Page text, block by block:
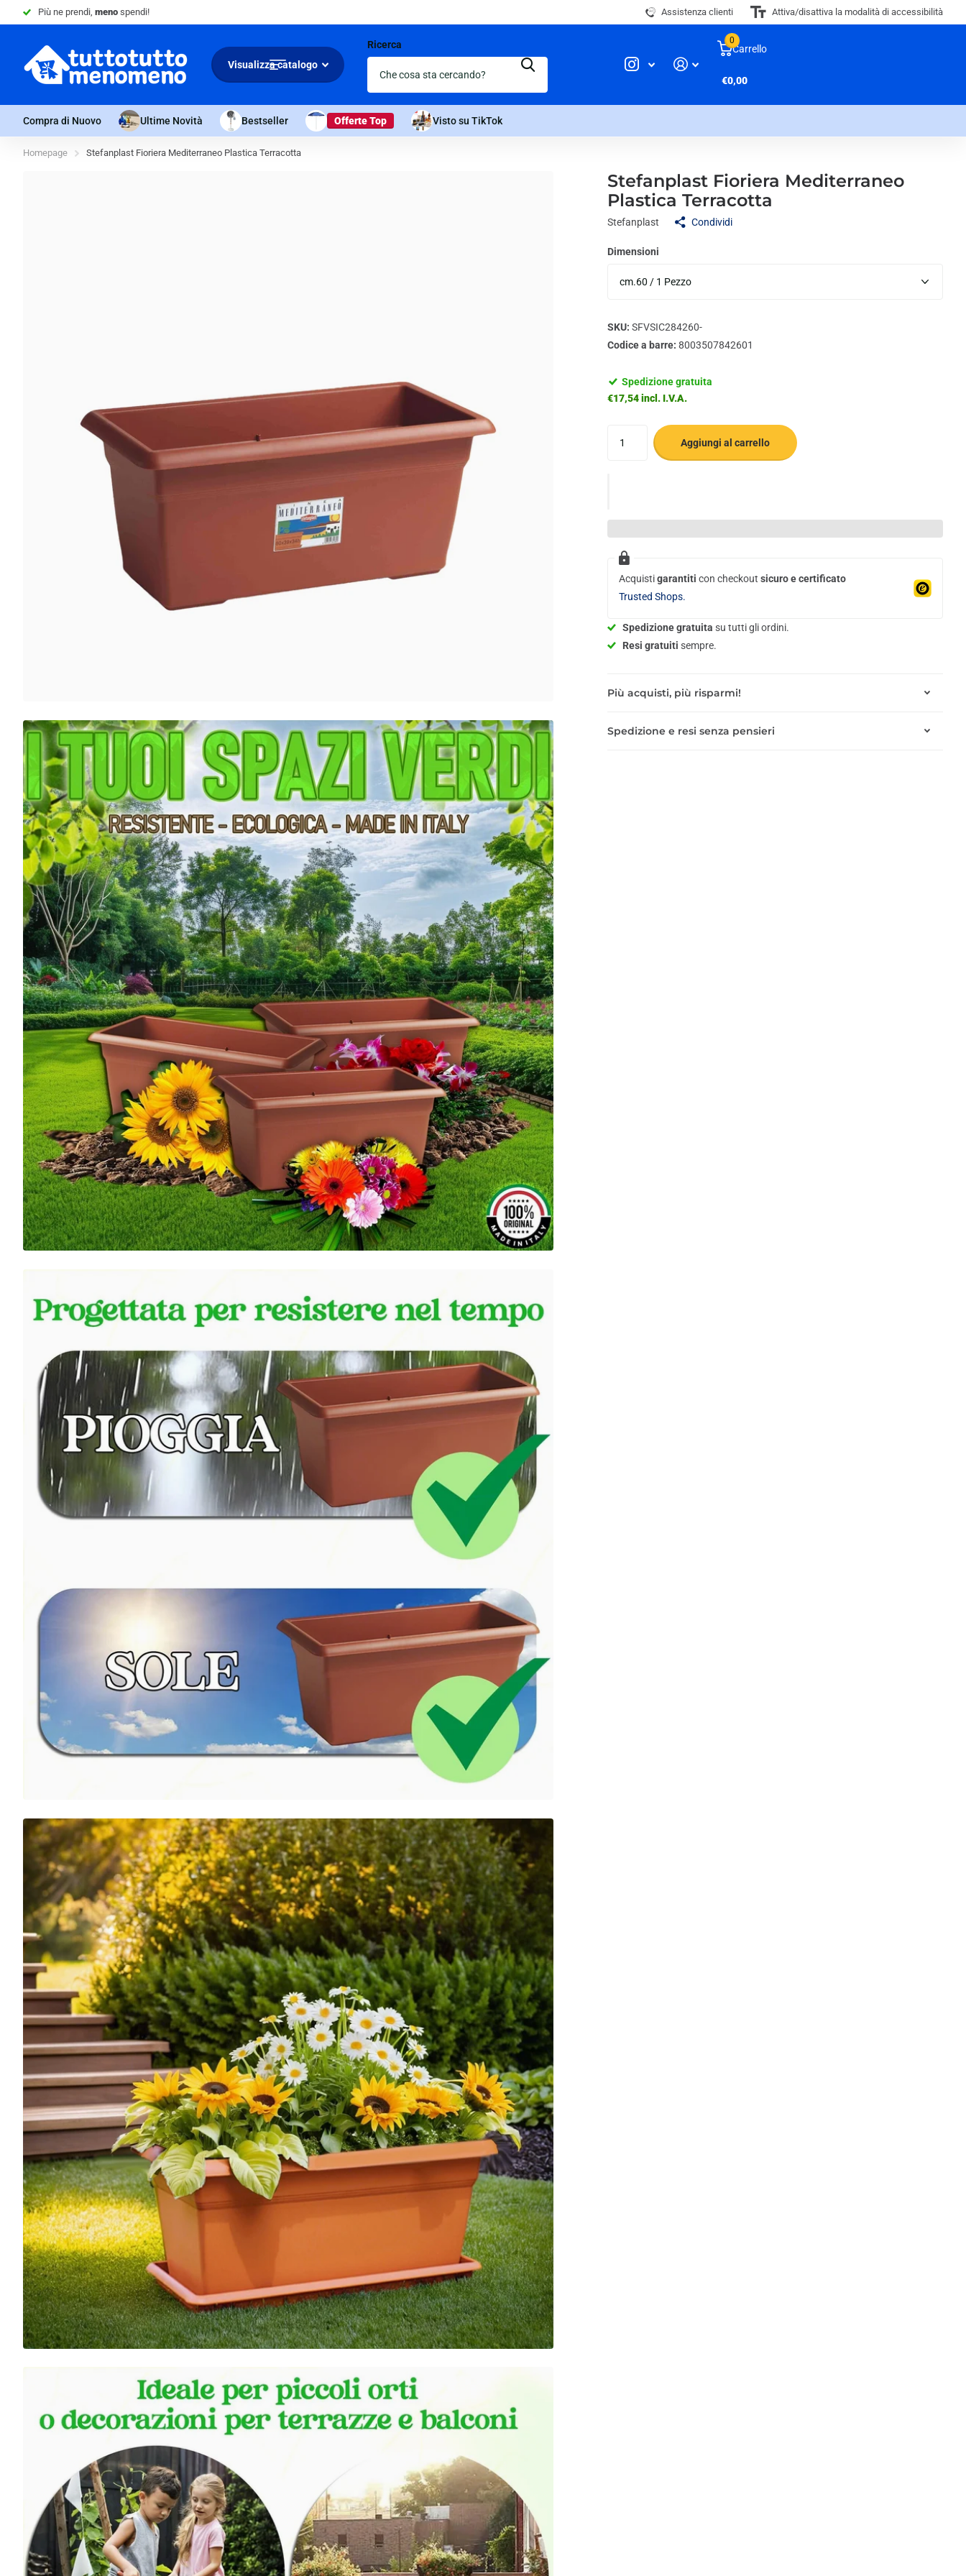
Sconto 10% -Minimo 4 articoli nel carrello. Assistenza clienti Attiva/disattiva la modalità di accessibilità
Visualizza catalogo
Ricerca Carrello
0
€0,00
Compra di Nuovo Ultime Novità Bestseller Offerte Top Visto su TikTok
Homepage Stefanplast Fioriera Mediterraneo Plastica Terracotta
Stefanplast Fioriera Mediterraneo
Plastica Terracotta
Stefanplast Condividi
Dimensioni
SKU: SFVSIC284260-
Codice a barre: 8003507842601
Spedizione gratuita
€17,54 incl. I.V.A.
Aggiungi al carrello
Acquistigarantiti con checkout sicuro e certificato
Trusted Shops.
Spedizione gratuita su tutti gli ordini.
Resi gratuiti sempre.
Più acquisti, più risparmi!
Spedizione e resi senza pensieri